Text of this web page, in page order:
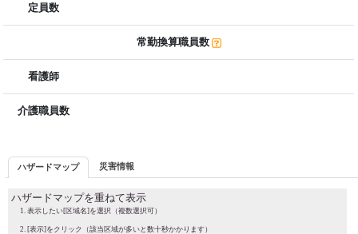
定員数
常勤換算職員数
看護師
介護職員数
ハザードマップ 災害情報
ハザードマップを重ねて表示
表示したい[区域名]を選択（複数選択可）
[表示]をクリック（該当区域が多いと数十秒かかります）